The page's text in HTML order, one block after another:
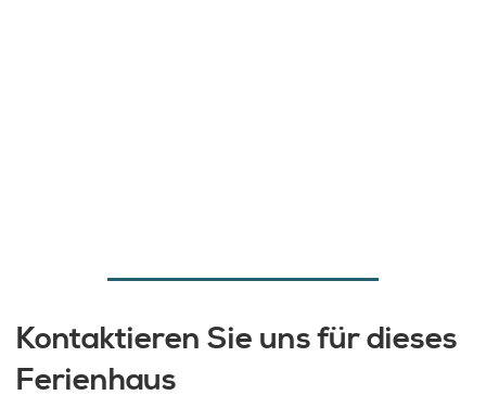
Kontaktieren Sie uns für dieses
Ferienhaus